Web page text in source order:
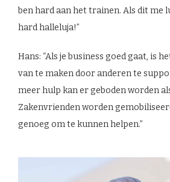
ben hard aan het trainen. Als dit me
hard halleluja!”
Hans: “Als je business goed gaat, is
van te maken door anderen te
meer hulp kan er geboden worden
Zakenvrienden worden
genoeg om te kunnen helpen.”